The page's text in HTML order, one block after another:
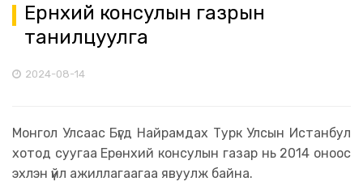
Ерөнхий консулын газрын
танилцуулга
2024-08-14
Монгол Улсаас Бүгд Найрамдах Турк Улсын Истанбул
хотод суугаа Ерөнхий консулын газар нь 2014 оноос
эхлэн үйл ажиллагаагаа явуулж байна.